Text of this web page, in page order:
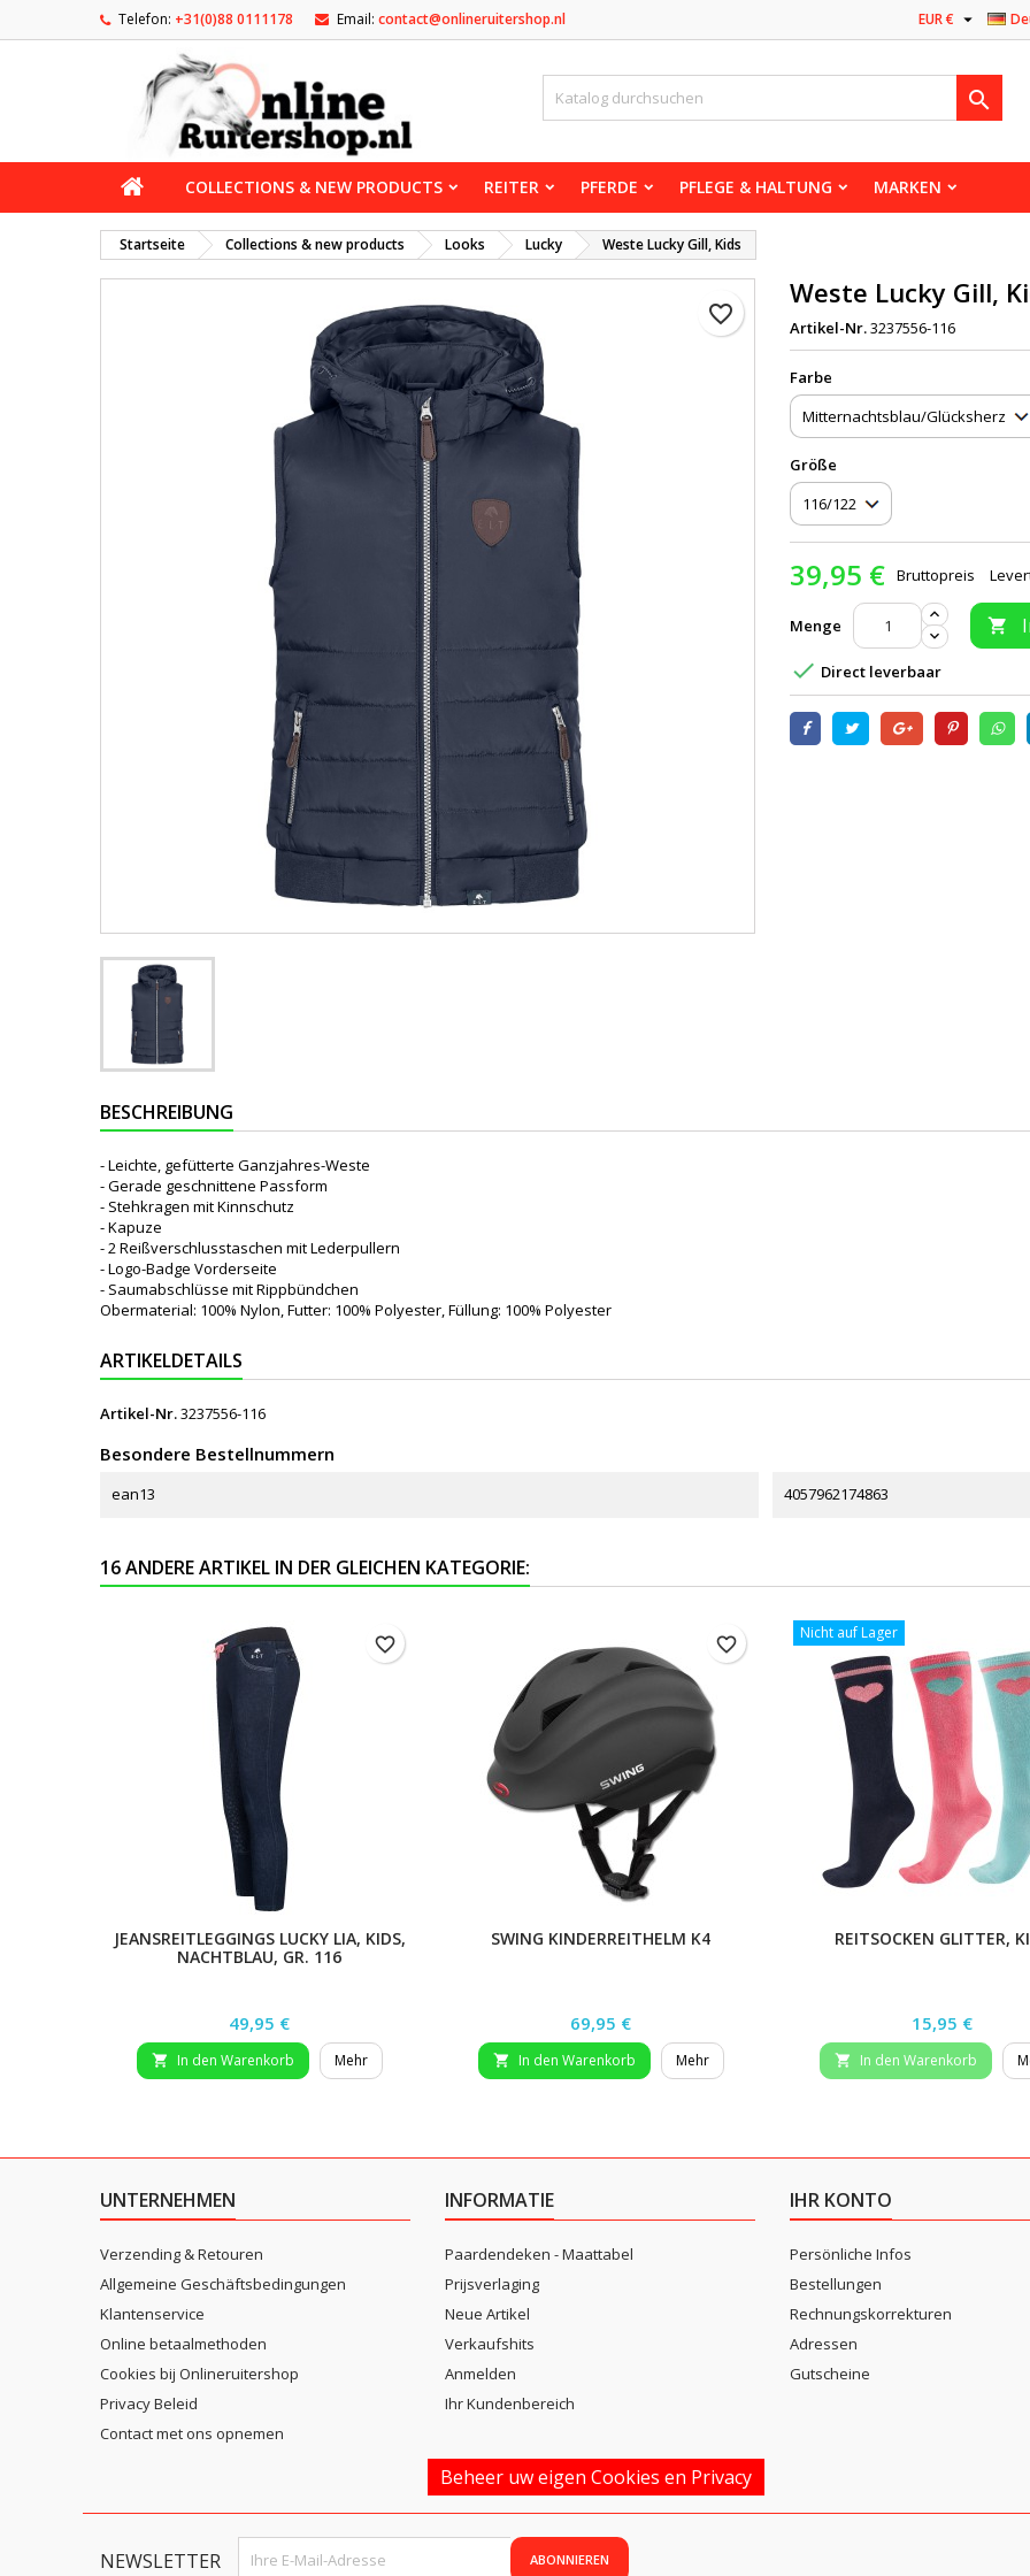
Telefon: +31(0)88 0111178 Email: contact@onlineruitershop.nl EUR € 

COLLECTIONS & NEW PRODUCTS REITER PFERDE PFLEGE & HALTUNG MARKEN
Startseite Collections & new products Looks Lucky Weste Lucky Gill, Kids
favorite_border
Weste Lucky Gill,
Artikel-Nr.3237556-116
Farbe
Größe
39,95 € Bruttopreis
Menge 
 Direct leverbaar
BESCHREIBUNG
- Leichte, gefütterte Ganzjahres-Weste
- Gerade geschnittene Passform
- Stehkragen mit Kinnschutz
- Kapuze
- 2 Reißverschlusstaschen mit Lederpullern
- Logo-Badge Vorderseite
- Saumabschlüsse mit Rippbündchen
Obermaterial: 100% Nylon, Futter: 100% Polyester, Füllung: 100% Polyester
ARTIKELDETAILS
Artikel-Nr.3237556-116
Besondere Bestellnummern
ean13 4057962174863
16 ANDERE ARTIKEL IN DER GLEICHEN KATEGORIE:
JEANSREITLEGGINGS LUCKY LIA, KIDS,
NACHTBLAU, GR. 116
Preis
49,95 €
 In den Warenkorb Mehr
favorite_border
SWING KINDERREITHELM K4
Preis
69,95 €
 In den Warenkorb Mehr
favorite_border
Nicht auf Lager
REITSOCKEN GLITTER,
Preis
15,95 €
 In den Warenkorb
UNTERNEHMEN
Verzending & Retouren
Allgemeine Geschäftsbedingungen
Klantenservice
Online betaalmethoden
Cookies bij Onlineruitershop
Privacy Beleid
Contact met ons opnemen
INFORMATIE
Paardendeken - Maattabel
Prijsverlaging
Neue Artikel
Verkaufshits
Anmelden
Ihr Kundenbereich
IHR KONTO
Persönliche Infos
Bestellungen
Rechnungskorrekturen
Adressen
Gutscheine
Beheer uw eigen Cookies en Privacy
NEWSLETTER